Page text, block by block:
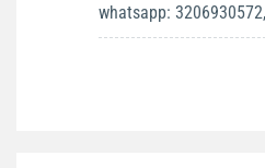
whatsapp: